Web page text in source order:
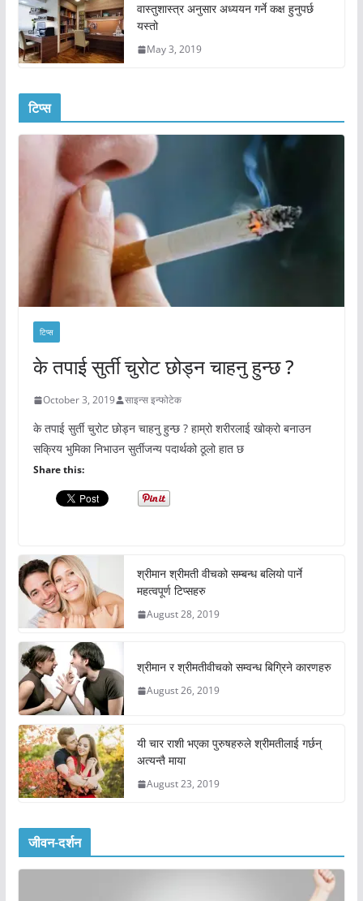
वास्तुशास्त्र अनुसार अध्ययन गर्ने कक्ष हुनुपर्छ
यस्तो
May 3, 2019
टिप्स
टिप्स
के तपाई सुर्ती चुरोट छोड्न चाहनु हुन्छ ?
October 3, 2019 साइन्स इन्फोटेक
के तपाई सुर्ती चुरोट छोड्न चाहनु हुन्छ ? हाम्रो शरीरलाई खोक्रो बनाउन
सक्रिय भुमिका निभाउन सुर्तीजन्य पदार्थको ठूलो हात छ
Share this:
श्रीमान श्रीमती वीचको सम्बन्ध बलियो पार्ने
महत्वपूर्ण टिप्सहरु
August 28, 2019
श्रीमान र श्रीमतीवीचको सम्वन्ध बिग्रिने कारणहरु
August 26, 2019
यी चार राशी भएका पुरुषहरुले श्रीमतीलाई गर्छन्
अत्यन्तै माया
August 23, 2019
जीवन-दर्शन